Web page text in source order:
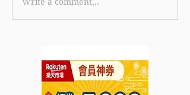
《PizzaHut 優惠》-
Pizza Hut 薄餅批底「三
至2022年10月12日)